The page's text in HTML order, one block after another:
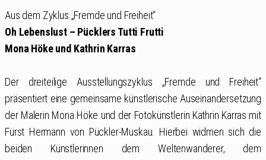
Aus dem Zyklus „Fremde und Freiheit“
Oh Lebenslust – Pücklers Tutti Frutti
Mona Höke und Kathrin Karras
Der dreiteilige Ausstellungszyklus „Fremde und Freiheit“
präsentiert eine gemeinsame künstlerische Auseinandersetzung
der Malerin Mona Höke und der Fotokünstlerin Kathrin Karras mit
Fürst Hermann von Pückler-Muskau. Hierbei widmen sich die
beiden Künstlerinnen dem Weltenwanderer, dem